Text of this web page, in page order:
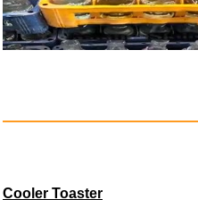
Cooler Toaster